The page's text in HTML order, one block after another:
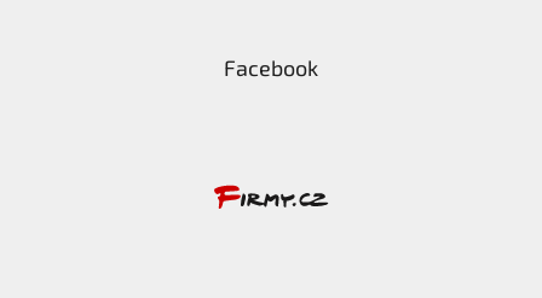
Facebook